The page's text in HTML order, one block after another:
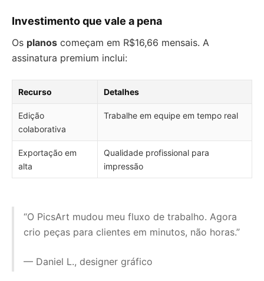
Investimento que vale a pena
Os planos começam em R$16,66 mensais. A
assinatura premium inclui:
Recurso Detalhes
Edição
colaborativa
Trabalhe em equipe em tempo real
Exportação em
alta
Qualidade profissional para
impressão
“O PicsArt mudou meu fluxo de trabalho. Agora
crio peças para clientes em minutos, não horas.”
— Daniel L., designer gráfico